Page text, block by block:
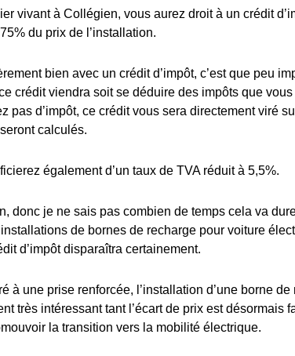
vivant à Collégien, vous aurez droit à un crédit
du prix de l’installation.
bien avec un crédit d’impôt, c’est que peu
crédit viendra soit se déduire des impôts que
pas d’impôt, ce crédit vous sera directement viré
calculés.
également d’un taux de TVA réduit à 5,5%.
donc je ne sais pas combien de temps cela va
de bornes de recharge pour voiture
d’impôt disparaîtra certainement.
à une prise renforcée, l’installation d’une borne
très intéressant tant l’écart de prix est désormais
la transition vers la mobilité électrique.